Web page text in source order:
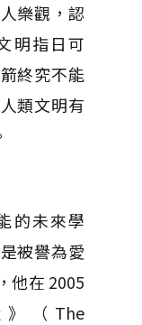
樂觀，認
明指日可
終究不能
類文明有
的未來學
被譽為愛
他在 2005
（The